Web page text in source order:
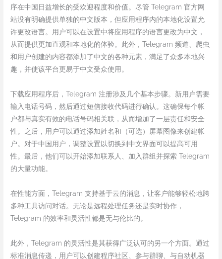
序在中国日益增长的受欢迎程度和价值。尽管 Telegram 官方网
站没有明确提供单独的中文版本，但应用程序内的本地化设置允
许更改语言。用户可以在设置中将应用程序的语言更改为中文，
从而提供更加直观和本地化的体验。此外，Telegram 频道、爬虫
和用户创建的内容都添加了中文的各种元素，满足了众多本地兴
趣，并使该平台更易于中文受众使用。
下载应用程序后，Telegram 注册涉及几个基本步骤。新用户需要
输入电话号码，然后通过短信接收代码进行确认。这确保每个帐
户都与真实有效的电话号码相关联，从而增加了一层责任和安全
性。之后，用户可以通过添加姓名和（可选）屏幕图像来创建帐
户。对于中国用户，调整设置以切换到中文界面可以提高可用
性。最后，他们可以开始添加联系人、加入群组并探索 Telegram
的大量功能。
在性能方面，Telegram 支持基于云的消息，让客户能够轻松地跨
多种工具访问对话。无论是远程处理任务还是实时协作，
Telegram 的效率和灵活性都是无与伦比的。
此外，Telegram 的灵活性是其获得广泛认可的另一个方面。通过
标准消息传递，用户可以创建程序社区、参与群聊、与自动机器